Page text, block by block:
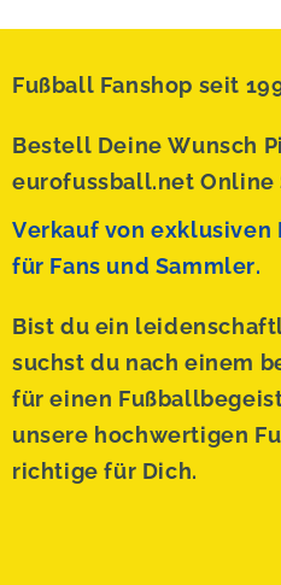
Fußball Fanshop seit
Bestell Deine Wunsch
eurofussball.net Online
Verkauf von exklusiven
für Fans und Sammler.
Bist du ein
suchst du nach einem
für einen
unsere hochwertigen
richtige für Dich.